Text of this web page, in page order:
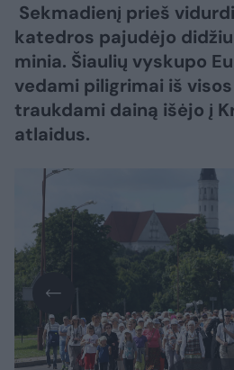
Sekmadienį prieš
katedros pajudėjo
minia. Šiaulių vyskupo
vedami piligrimai iš
traukdami dainą išėjo į
atlaidus.